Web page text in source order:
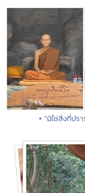
• "มิใช่สิ่งที่ปร